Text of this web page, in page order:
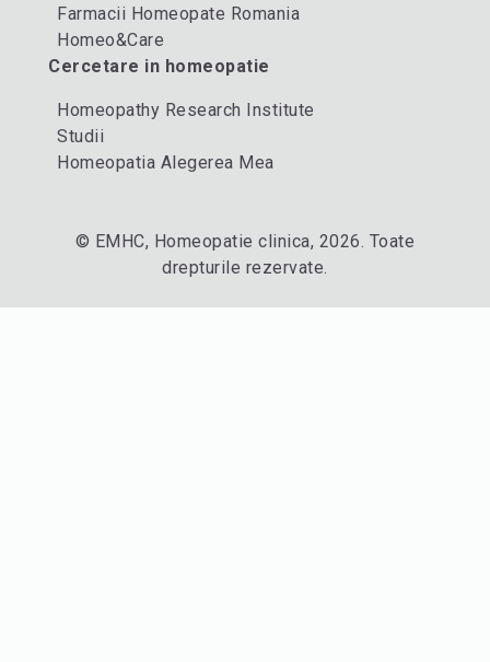
Farmacii Homeopate Romania
Homeo&Care
Cercetare in homeopatie
Homeopathy Research Institute
Studii
Homeopatia Alegerea Mea
© EMHC, Homeopatie clinica, 2026. Toate
drepturile rezervate.